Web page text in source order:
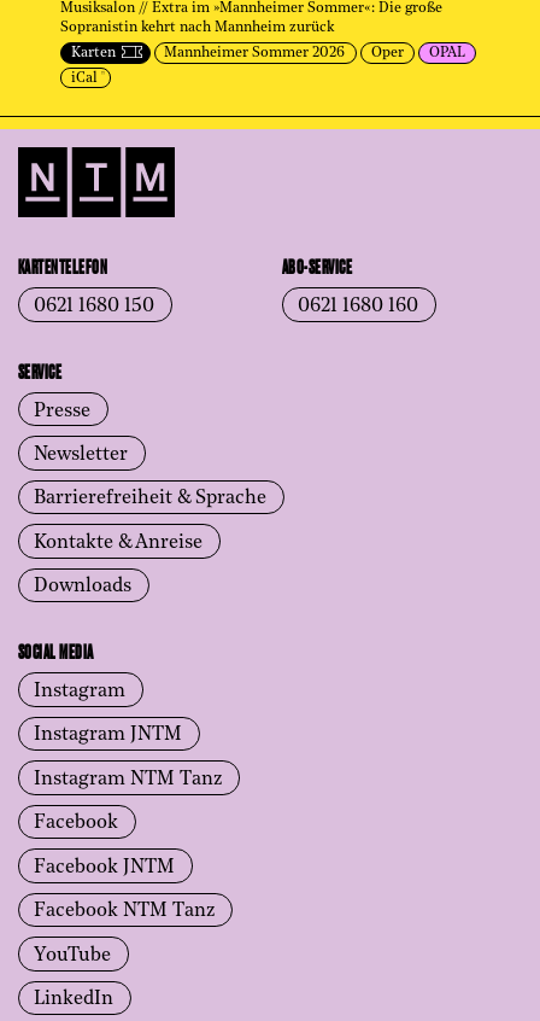
Musiksalon // Extra im »Mannheimer Sommer«: Die große
Sopranistin kehrt nach Mannheim zurück
Karten
Mannheimer Sommer 2026 Oper
OPAL
iCal
KARTENTELEFON
0621 1680 150
ABO-SERVICE
0621 1680 160
SERVICE
Presse
Newsletter
Barrierefreiheit & Sprache
Kontakte & Anreise
Downloads
SOCIAL MEDIA
Instagram
Instagram JNTM
Instagram NTM Tanz
Facebook
Facebook JNTM
Facebook NTM Tanz
YouTube
LinkedIn